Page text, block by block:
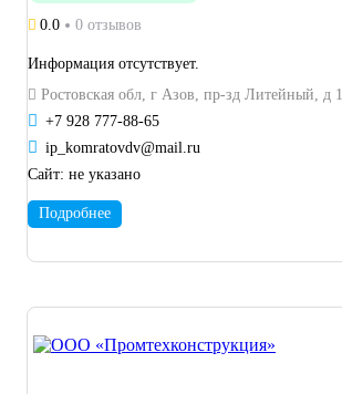
0.0 0 отзывов
Информация отсутствует.
Ростовская обл, г Азов, пр-зд Литейный, д 1
+7 928 777-88-65
ip_komratovdv@mail.ru
Сайт: не указано
Подробнее